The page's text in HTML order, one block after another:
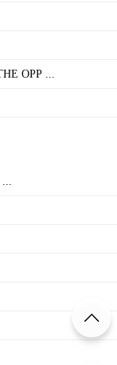
OPP ...